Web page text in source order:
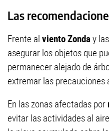
Las
Frente al viento Zonday
asegurar los objetos que
permanecer alejado de
extremar las precauciones
En las zonas afectadas por
evitar las actividades al